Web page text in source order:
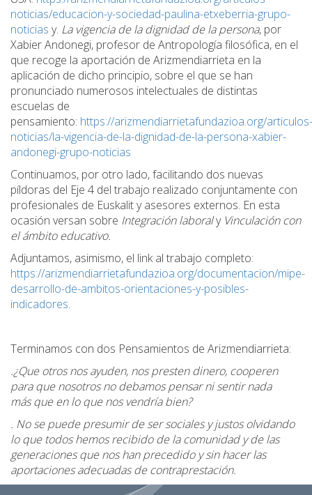
noticias/educacion-y-sociedad-paulina-etxeberria-grupo-
noticias y. La vigencia de la dignidad de la persona, por
Xabier Andonegi, profesor de Antropología filosófica, en el
que recoge la aportación de Arizmendiarrieta en la
aplicación de dicho principio, sobre el que se han
pronunciado numerosos intelectuales de distintas
escuelas de
pensamiento: https://arizmendiarrietafundazioa.org/articulos-
noticias/la-vigencia-de-la-dignidad-de-la-persona-xabier-
andonegi-grupo-noticias
Continuamos, por otro lado, facilitando dos nuevas
píldoras del Eje 4 del trabajo realizado conjuntamente con
profesionales de Euskalit y asesores externos. En esta
ocasión versan sobre Integración laboraly Vinculación con
el ámbito educativo.
Adjuntamos, asimismo, el link al trabajo completo:
https://arizmendiarrietafundazioa.org/documentacion/mipe-
desarrollo-de-ambitos-orientaciones-y-posibles-
indicadores.
Terminamos con dos Pensamientos de Arizmendiarrieta:
.¿Que otros nos ayuden, nos presten dinero, cooperen
para que nosotros no debamos pensar ni sentir nada
más que en lo que nos vendría bien?
. No se puede presumir de ser sociales y justos olvidando
lo que todos hemos recibido de la comunidad y de las
generaciones que nos han precedido y sin hacer las
aportaciones adecuadas de contraprestación.